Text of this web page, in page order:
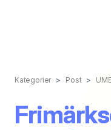
Kategorier Post